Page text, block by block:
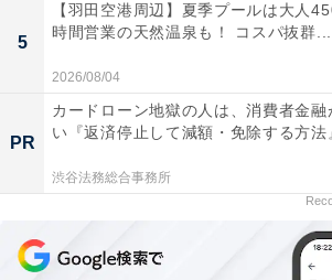
担任の先生一人に任せるのではなく、
もを見守る土壌をつくる。それも職員
です。
5
【羽田空港周辺】夏季プールは大人
時間営業の天然温泉も！ コスパ抜群...
2026/08/04
PR
カードローン地獄の人は、消費者金融
い『返済停止して減額・免除する方法
渋谷法務総合事務所